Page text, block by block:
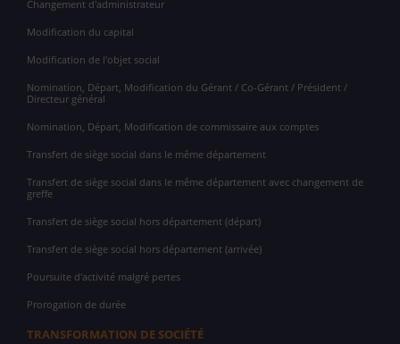
Changement d'administrateur
Modification du capital
Modification de l'objet social
Nomination, Départ, Modification du Gérant / Co-Gérant / Président /
Directeur général
Nomination, Départ, Modification de commissaire aux comptes
Transfert de siège social dans le même département
Transfert de siège social dans le même département avec changement de
greffe
Transfert de siège social hors département (départ)
Transfert de siège social hors département (arrivée)
Poursuite d'activité malgré pertes
Prorogation de durée
TRANSFORMATION DE SOCIÉTÉ